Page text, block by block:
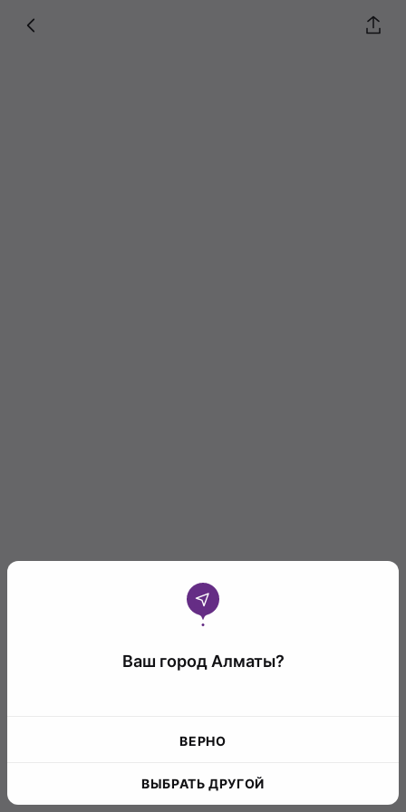
Ваш город Алматы?
ВЕРНО
ВЫБРАТЬ ДРУГОЙ